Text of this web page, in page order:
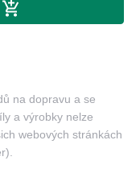
na dopravu a se
a výrobky nelze
webových stránkách